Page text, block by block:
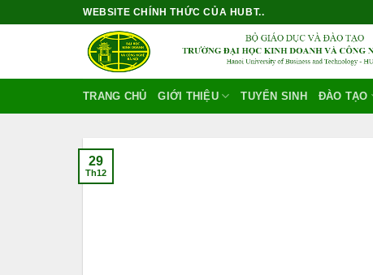
WEBSITE CHÍNH THỨC CỦA HUBT..
TRANG CHỦ GIỚI THIỆU TUYỂN SINH ĐÀO TẠO
29
Th12